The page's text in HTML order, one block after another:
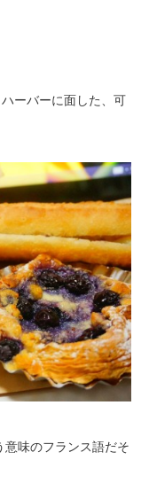
ーバーに面した、可
意味のフランス語だそ